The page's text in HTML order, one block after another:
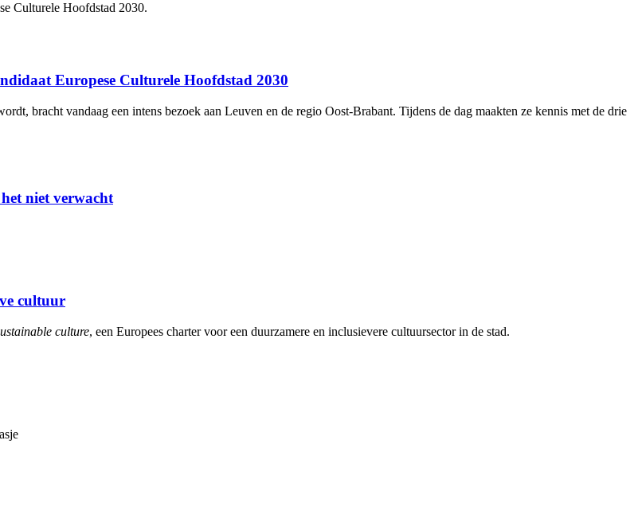
Culturele Hoofdstad 2030.
Europese Culturele Hoofdstad 2030
bracht vandaag een intens bezoek aan Leuven en de regio Oost-Brabant. Tijdens de dag maakten ze kennis met de drie
niet verwacht
cultuur
culture, een Europees charter voor een duurzamere en inclusievere cultuursector in de stad.